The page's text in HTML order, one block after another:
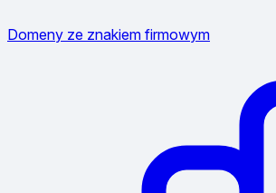
Domeny ze znakiem firmowym